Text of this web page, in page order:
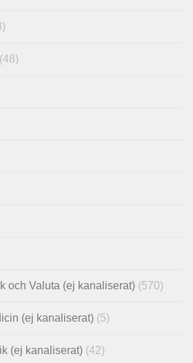
(48)
och Valuta (ej kanaliserat) (570)
(ej kanaliserat) (5)
(ej kanaliserat) (42)